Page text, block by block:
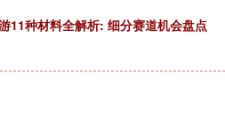
11种材料全解析: 细分赛道机会盘点